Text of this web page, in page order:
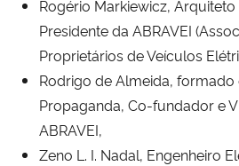
Advocacia-Geral da União
Banco Central do Brasil
Planalto
Rogério Markiewicz, Arquiteto
Presidente da ABRAVEI
Proprietários de Veículos
Rodrigo de Almeida,
Propaganda, Co-fundador e
ABRAVEI,
Zeno L. I. Nadal, Engenheiro